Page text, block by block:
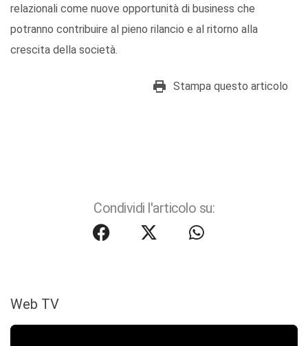
relazionali come nuove opportunità di business che
potranno contribuire al pieno rilancio e al ritorno alla
crescita della società.
Stampa questo articolo
Condividi l'articolo su:
Web TV